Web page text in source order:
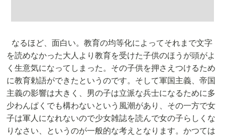
なるほど、面白い。教育の均等化によってそれまで文字
を読めなかった大人より教育を受けた子供のほうが頭がよ
く生意気になってしまった。その子供を押さえつけるため
に教育勅語ができたというのです。そして軍国主義、帝国
主義の影響は大きく、男の子は立派な兵士になるために多
少わんぱくでも構わないという風潮があり、その一方で女
子は軍人になれないので少女雑誌を読んで女の子らしくな
りなさい、というのが一般的な考えとなります。かつては